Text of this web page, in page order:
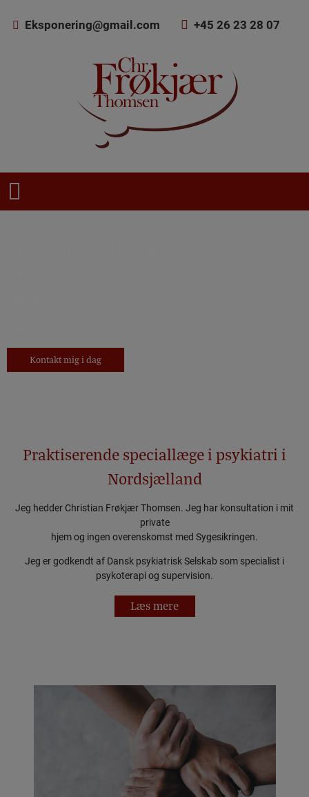
Eksponering@gmail.com +45 26 23 28 07
Kontakt mig i dag
Praktiserende speciallæge i psykiatri​ i
Nordsjælland
​Jeg hedder Christian Frøkjær Thomsen. Jeg har konsultation i mit
private
hjem og ingen overenskomst med Sygesikringen.
Jeg er godkendt af Dansk psykiatrisk Selskab som specialist i
psykoterapi og supervision.​
Læs mere